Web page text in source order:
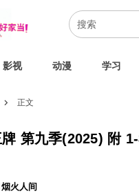
影视 动漫 学习
chevron_right 正文
第九季(2025) 附
烟火人间